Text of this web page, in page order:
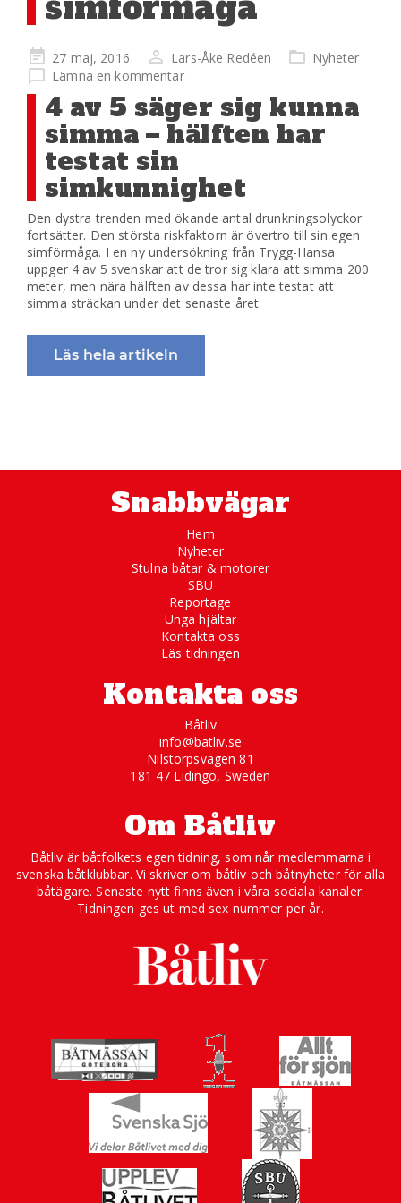
Publicerad
på
27 maj, 2016 Lars-Åke Redéen
Nyheter
Lämna en kommentar
4 av 5 säger sig kunna
simma – hälften har
testat sin
simkunnighet
Den dystra trenden med ökande antal drunkningsolyckor
fortsätter. Den största riskfaktorn är övertro till sin egen
simförmåga. I en ny undersökning från Trygg-Hansa
uppger 4 av 5 svenskar att de tror sig klara att simma 200
meter, men nära hälften av dessa har inte testat att
simma sträckan under det senaste året.
Läs hela artikeln
Snabbvägar
Hem
Nyheter
Stulna båtar & motorer
SBU
Reportage
Unga hjältar
Kontakta oss
Läs tidningen
Kontakta oss
Båtliv
info@batliv.se
Nilstorpsvägen 81
181 47 Lidingö, Sweden
Om Båtliv
Båtliv är båtfolkets egen tidning, som når medlemmarna i
svenska båtklubbar. Vi skriver om båtliv och båtnyheter för alla
båtägare. Senaste nytt finns även i våra sociala kanaler.
Tidningen ges ut med sex nummer per år.